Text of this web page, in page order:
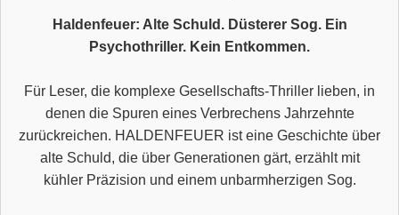
Haldenfeuer: Alte Schuld. Düsterer Sog. Ein
Psychothriller. Kein Entkommen.
Für Leser, die komplexe Gesellschafts-Thriller lieben, in
denen die Spuren eines Verbrechens Jahrzehnte
zurückreichen. HALDENFEUER ist eine Geschichte über
alte Schuld, die über Generationen gärt, erzählt mit
kühler Präzision und einem unbarmherzigen Sog.